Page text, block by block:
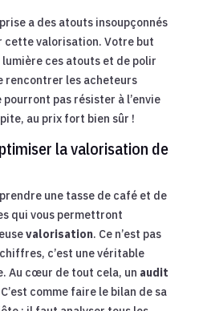
a des atouts insoupçonnés
cette valorisation. Votre but
ces atouts et de polir
rencontrer les acheteurs
pas résister à l’envie
au prix fort bien sûr !
la valorisation de
une tasse de café et de
qui vous permettront
valorisation. Ce n’est pas
c’est une véritable
Au cœur de tout cela, un audit
comme faire le bilan de sa